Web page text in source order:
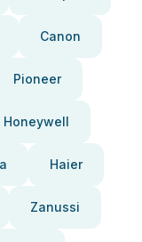
Canon
Pioneer
Honeywell
Haier
Zanussi